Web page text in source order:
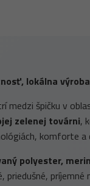
lokálna
medzi špičku v
zelenej továrni,
komforte
polyester,
priedušné,